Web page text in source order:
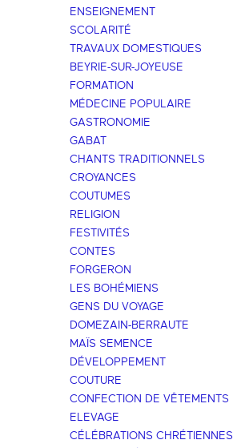
ENSEIGNEMENT
SCOLARITÉ
TRAVAUX DOMESTIQUES
BEYRIE-SUR-JOYEUSE
FORMATION
MÉDECINE POPULAIRE
GASTRONOMIE
GABAT
CHANTS TRADITIONNELS
CROYANCES
COUTUMES
RELIGION
FESTIVITÉS
CONTES
FORGERON
LES BOHÉMIENS
GENS DU VOYAGE
DOMEZAIN-BERRAUTE
MAÏS SEMENCE
DÉVELOPPEMENT
COUTURE
CONFECTION DE VÊTEMENTS
ELEVAGE
CÉLÉBRATIONS CHRÉTIENNES